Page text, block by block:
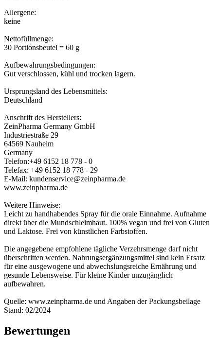
Allergene:
keine
Nettofüllmenge:
30 Portionsbeutel = 60 g
Aufbewahrungsbedingungen:
Gut verschlossen, kühl und trocken lagern.
Ursprungsland des Lebensmittels:
Deutschland
Anschrift des Herstellers:
ZeinPharma Germany GmbH
Industriestraße 29
64569 Nauheim
Germany
Telefon:+49 6152 18 778 - 0
Telefax: +49 6152 18 778 - 29
E-Mail: kundenservice@zeinpharma.de
www.zeinpharma.de
Weitere Hinweise:
Leicht zu handhabendes Spray für die orale Einnahme. Aufnahme
direkt über die Mundschleimhaut. 100% vegan und frei von Gluten
und Laktose. Frei von künstlichen Farbstoffen.
Die angegebene empfohlene tägliche Verzehrsmenge darf nicht
überschritten werden. Nahrungsergänzungsmittel sind kein Ersatz
für eine ausgewogene und abwechslungsreiche Ernährung und
gesunde Lebensweise. Für kleine Kinder unzugänglich
aufbewahren.
Quelle: www.zeinpharma.de und Angaben der Packungsbeilage
Stand: 02/2024
Bewertungen